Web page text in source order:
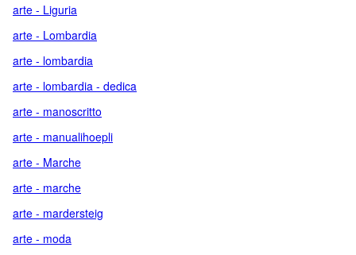
arte - Liguria
arte - Lombardia
arte - lombardia
arte - lombardia - dedica
arte - manoscritto
arte - manualihoepli
arte - Marche
arte - marche
arte - mardersteig
arte - moda